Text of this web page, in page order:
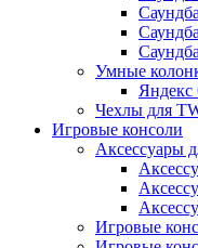
Умные
Яндекс
Чехлы для
Игровые консоли
Аксессуары
Игровые